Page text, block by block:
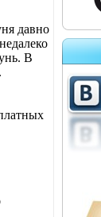
давно
В